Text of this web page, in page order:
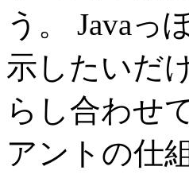
う。 Javaっ
示したいだ
らし合わせ
アントの仕